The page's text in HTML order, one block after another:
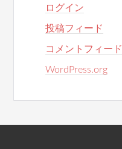
ログイン
投稿フィード
コメントフィード
WordPress.org